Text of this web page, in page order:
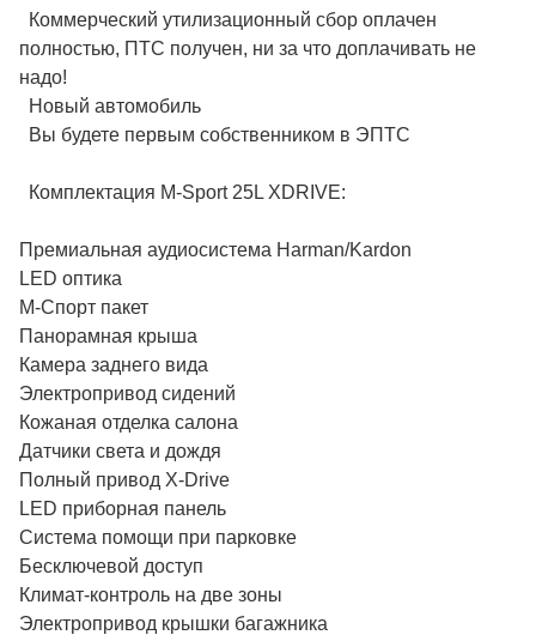
Коммерческий утилизационный сбор оплачен
полностью, ПТС получен, ни за что доплачивать не
надо!
Новый автомобиль
Вы будете первым собственником в ЭПТС
Комплектация M-Sport 25L XDRIVE:
Премиальная аудиосистема Harman/Kardon
LED оптика
М-Спорт пакет
Панорамная крыша
Камера заднего вида
Электропривод сидений
Кожаная отделка салона
Датчики света и дождя
Полный привод X-Drive
LED приборная панель
Система помощи при парковке
Бесключевой доступ
Климат-контроль на две зоны
Электропривод крышки багажника